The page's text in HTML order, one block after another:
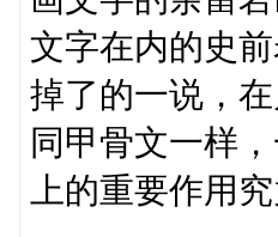
文字在内的史
掉了的一说，
同甲骨文一样
上的重要作用